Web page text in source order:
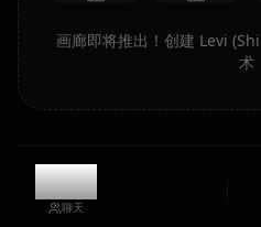
画廊即将推出！创建 Levi
术
1.1k
聊天